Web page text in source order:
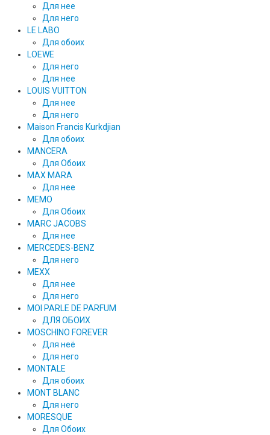
Для нее
Для него
LE LABO
Для обоих
LOEWE
Для него
Для нее
LOUIS VUITTON
Для нее
Для него
Maison Francis Kurkdjian
Для обоих
MANCERA
Для Обоих
MAX MARA
Для нее
MEMO
Для Обоих
MARC JACOBS
Для нее
MERCEDES-BENZ
Для него
MEXX
Для нее
Для него
MOI PARLE DE PARFUM
ДЛЯ ОБОИХ
MOSCHINO FOREVER
Для неё
Для него
MONTALE
Для обоих
MONT BLANC
Для него
MORESQUE
Для Обоих